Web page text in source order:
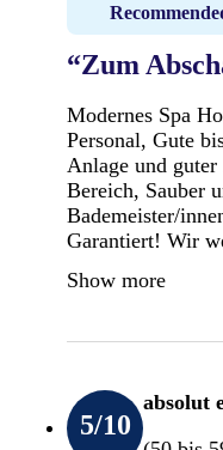
“Zum
Modernes Spa
Personal, Gute
Anlage und
Bereich, Sauber
Bademeister/
Garantiert! Wir
Show more
5/10
absolut